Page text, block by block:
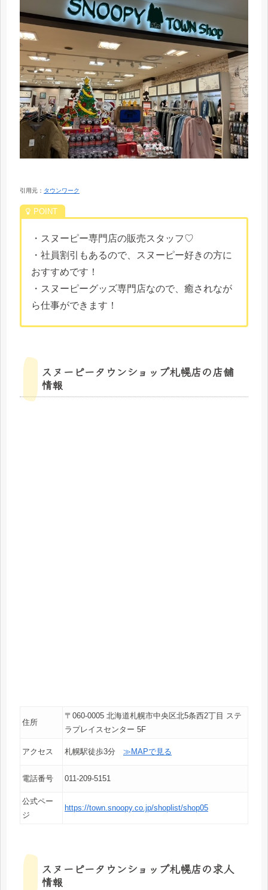
引用元： タウンワーク
・スヌーピー専門店の販売スタッフ♡
・社員割引もあるので、スヌーピー好きの方に
おすすめです！
・スヌーピーグッズ専門店なので、癒されなが
ら仕事ができます！
スヌーピータウンショップ札幌店の店舗
情報
住所
〒060-0005 北海道札幌市中央区北5条西2丁目 ステ
ラプレイスセンター 5F
アクセス 札幌駅徒歩3分 ≫MAPで見る
電話番号 011-209-5151
公式ペー
ジ
https://town.snoopy.co.jp/shoplist/shop05
スヌーピータウンショップ札幌店の求人
情報